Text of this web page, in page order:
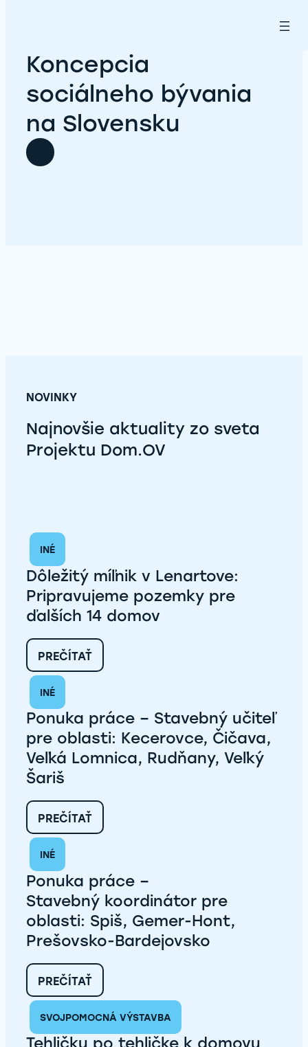
Koncepcia
sociálneho bývania
na Slovensku
NOVINKY
Najnovšie aktuality zo sveta
Projektu Dom.OV
INÉ
Dôležitý míľnik v Lenartove:
Pripravujeme pozemky pre
ďalších 14 domov
PREČÍTAŤ:
DÔLEŽITÝ
LENARTOVE:
PRIPRAVUJEME
POZEMKY
PRE
ĎALŠÍCH
INÉ
Ponuka práce – Stavebný učiteľ
pre oblasti: Kecerovce, Čičava,
Veľká Lomnica, Rudňany, Veľký
Šariš
PREČÍTAŤ:
PONUKA
STAVEBNÝ UČITEĽ
PRE
OBLASTI:
KECEROVCE,
ČIČAVA,
VEĽKÁ
LOMNICA,
RUDŇANY,
VEĽKÝ
ŠARIŠ
INÉ
Ponuka práce –
Stavebný koordinátor pre
oblasti: Spiš, Gemer-Hont,
Prešovsko-Bardejovsko
PREČÍTAŤ:
PONUKA
–
STAVEBNÝ KOORDINÁTOR
SVOJPOMOCNÁ VÝSTAVBA
Tehličku po tehličke k domovu